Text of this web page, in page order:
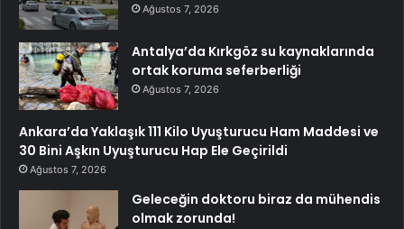
Ağustos 7, 2026
Antalya’da Kırkgöz su kaynaklarında
ortak koruma seferberliği
Ağustos 7, 2026
Ankara’da Yaklaşık 111 Kilo Uyuşturucu Ham Maddesi ve
30 Bini Aşkın Uyuşturucu Hap Ele Geçirildi
Ağustos 7, 2026
Geleceğin doktoru biraz da mühendis
olmak zorunda!